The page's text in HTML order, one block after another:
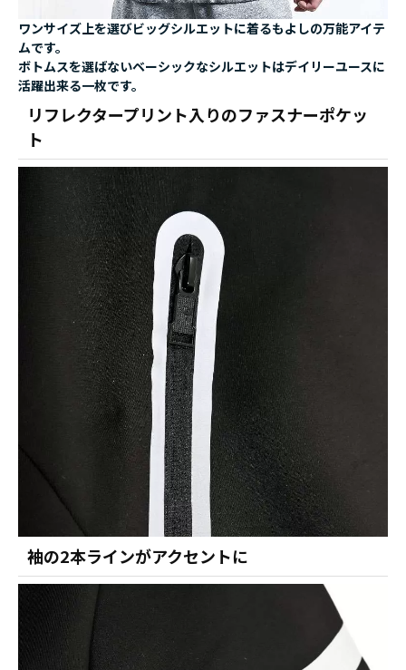
ワンサイズ上を選びビッグシルエットに着るもよしの万能アイテ
ムです。
ボトムスを選ばないベーシックなシルエットはデイリーユースに
活躍出来る一枚です。
リフレクタープリント入りのファスナーポケッ
ト
袖の2本ラインがアクセントに